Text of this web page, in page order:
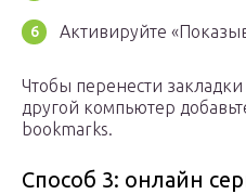
Активируйте
Чтобы перенести
другой компьютер
bookmarks.
Способ 3: онлайн